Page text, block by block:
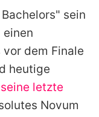
" sein
dem Finale
heutige
seine letzte
Novum